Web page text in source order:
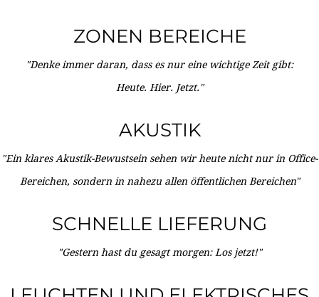
ZONEN BEREICHE
"Denke immer daran, dass es nur eine wichtige Zeit gibt:
Heute. Hier. Jetzt."
AKUSTIK
"Ein klares Akustik-Bewustsein sehen wir heute nicht nur in Office-
Bereichen, sondern in nahezu allen öffentlichen Bereichen"
SCHNELLE LIEFERUNG
"Gestern hast du gesagt morgen: Los jetzt!"